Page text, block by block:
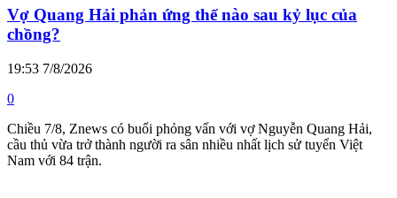
Vợ Quang Hải phản ứng thế nào sau kỷ lục của
chồng?
19:53 7/8/2026
0
Chiều 7/8, Znews có buổi phỏng vấn với vợ Nguyễn Quang Hải,
cầu thủ vừa trở thành người ra sân nhiều nhất lịch sử tuyển Việt
Nam với 84 trận.